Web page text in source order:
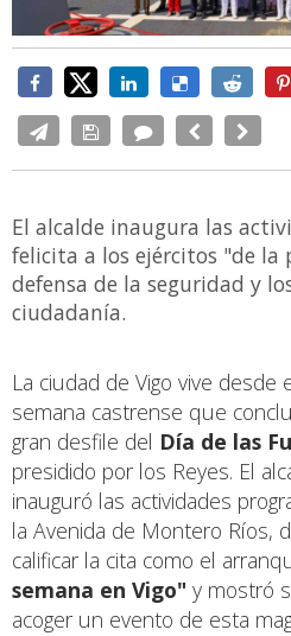
El alcalde inaugura las
felicita a los ejércitos "de la
defensa de la seguridad y
ciudadanía.
La ciudad de Vigo vive
semana castrense que
gran desfile del Día de las
presidido por los Reyes. El
inauguró las actividades
la Avenida de Montero Ríos,
calificar la cita como el
semana en Vigo" y mostró
acoger un evento de esta